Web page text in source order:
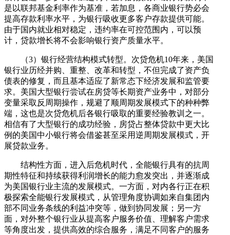
是以联邦基金利率作为基准，若加息，各商业银行势必会
提高存款利率水平，为银行吸收更多客户存款提供可能。
由于国内就业相对稳定，违约率在可控范围内，可以预
计，贷款增长将不会影响银行资产质量水平。
（3）银行经营结构模式转型。次贷危机10年来，美国
银行业历经并购、重整、改革和转型，不但完成了资产负
债表的修复，而且基本适应了新常态下经济发展和监管要
求。美国大型银行尝试在房贷等长期资产业务中，对部分
变量采取反周期操作，规避了顺周期发展模式下的种种弊
端，这也是次贷危机后各银行吸取的重要经验教训之一。
相信有了大型银行的成功经验，房贷占整体贷款中更大比
例的美国中小银行将会借鉴甚至采用逆周期发展模式，开
展贷款业务。
结构性方面，进入后危机时代，全能银行具有的抗周
期性特征和持续获得利润增长的能力愈发突出，并逐渐成
为美国银行业主流的发展模式。一方面，对内各行正在积
极探索全能银行发展模式，从管理角度协调如来自集团内
部不同业务条线的利益冲突等，做到协同发展；另一方
面，对外整个银行业从提高客户服务价值、理解客户需求
等角度出发，提供高效的综合服务，满足不同客户的服务